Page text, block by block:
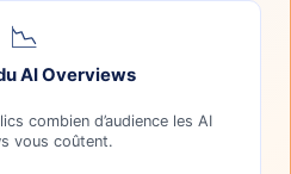
📉
AI Overviews
combien d’audience les AI
vous coûtent.